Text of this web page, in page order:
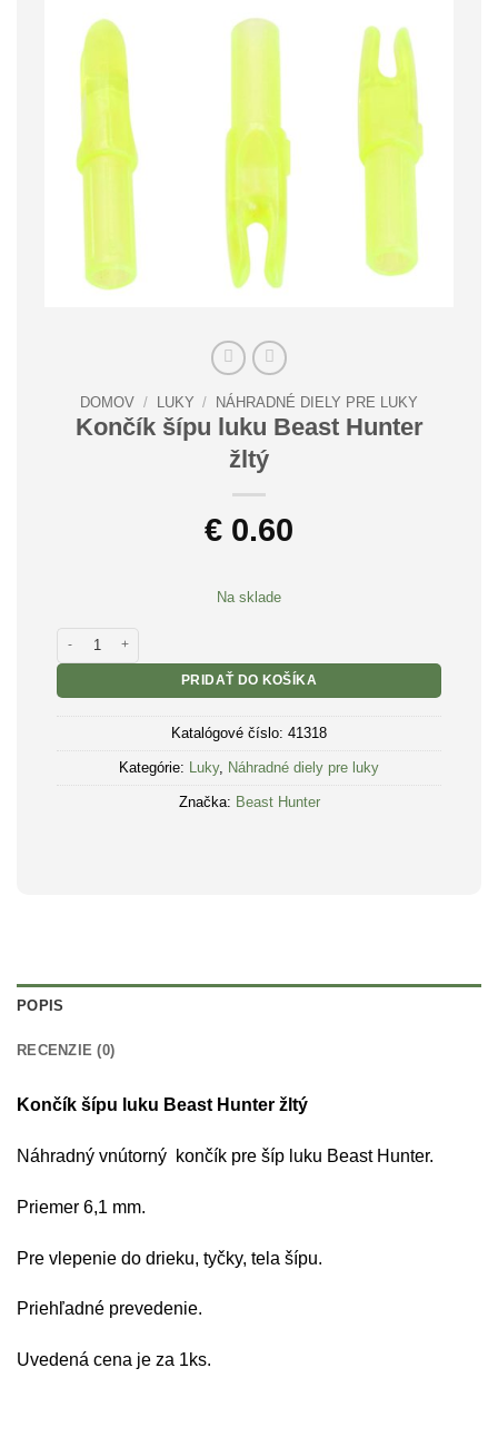
DOMOV / LUKY / NÁHRADNÉ DIELY PRE LUKY
Končík šípu luku Beast Hunter
žltý
€ 0.60
Na sklade
množstvo Končík šípu luku Beast Hunter žltý
PRIDAŤ DO KOŠÍKA
Katalógové číslo: 41318
Kategórie: Luky, Náhradné diely pre luky
Značka: Beast Hunter
POPIS
RECENZIE (0)
Končík šípu luku Beast Hunter žltý
Náhradný vnútorný končík pre šíp luku Beast Hunter.
Priemer 6,1 mm.
Pre vlepenie do drieku, tyčky, tela šípu.
Priehľadné prevedenie.
Uvedená cena je za 1ks.